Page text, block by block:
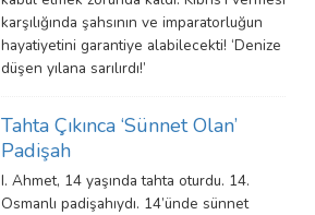
karşılığında şahsının ve imparatorluğun
hayatiyetini garantiye alabilecekti! ‘Denize
düşen yılana sarılırdı!’
Tahta Çıkınca ‘Sünnet Olan’
Padişah
I. Ahmet, 14 yaşında tahta oturdu. 14.
Osmanlı padişahıydı. 14’ünde sünnet